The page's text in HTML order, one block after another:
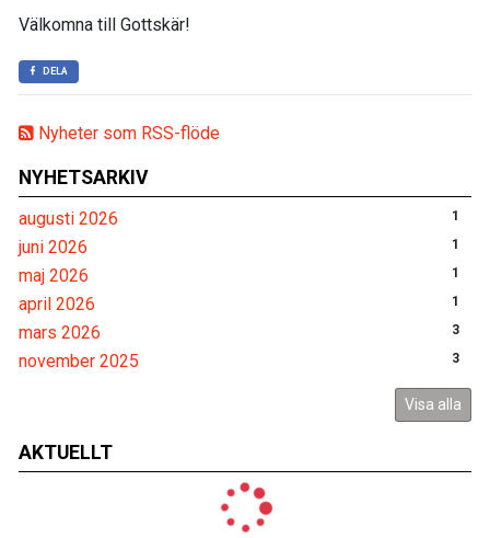
Nyheter som RSS-flöde
NYHETSARKIV
augusti 2026 1
juni 2026 1
maj 2026 1
april 2026 1
mars 2026 3
november 2025 3
Visa alla
Välkomna till Gottskär!
DELA
AKTUELLT